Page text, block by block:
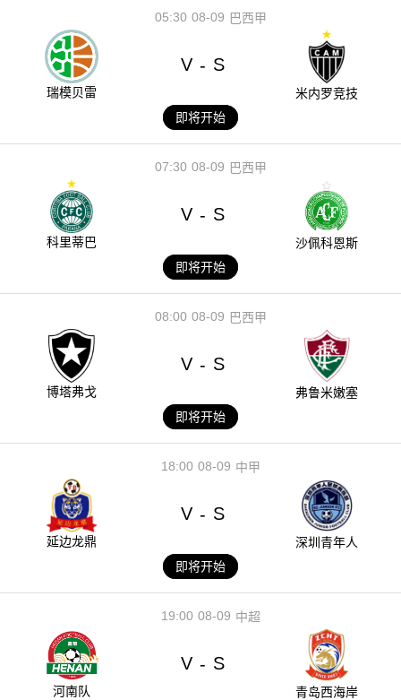
08-09
05:30 巴西甲
瑞模贝雷
V - S
米内罗竞技
即将开始
08-09
07:30 巴西甲
科里蒂巴
V - S
沙佩科恩斯
即将开始
08-09
08:00 巴西甲
博塔弗戈
V - S
弗鲁米嫩塞
即将开始
08-09
18:00 中甲
延边龙鼎
V - S
深圳青年人
即将开始
08-09
19:00 中超
河南队
V - S
青岛西海岸